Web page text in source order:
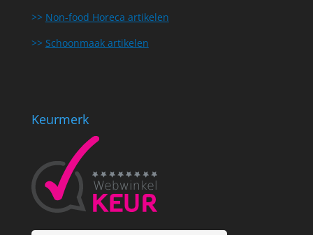
>> Non-food Horeca artikelen
>> Schoonmaak artikelen
Keurmerk